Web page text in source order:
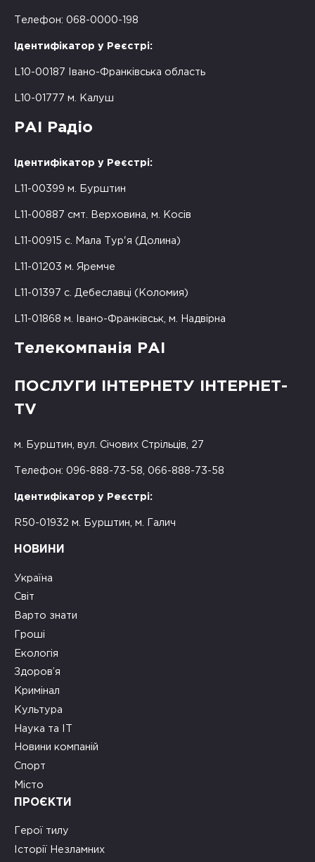
Телефон: 068-0000-198
Ідентифікатор у Реєстрі:
L10-00187 Івано-Франківська область
L10-01777 м. Калуш
РАІ Радіо
Ідентифікатор у Реєстрі:
L11-00399 м. Бурштин
L11-00887 смт. Верховина, м. Косів
L11-00915 с. Мала Тур'я (Долина)
L11-01203 м. Яремче
L11-01397 с. Дебеславці (Коломия)
L11-01868 м. Івано-Франківськ, м. Надвірна
Телекомпанія РАІ
ПОСЛУГИ ІНТЕРНЕТУ ІНТЕРНЕТ-
TV
м. Бурштин, вул. Січових Стрільців, 27
Телефон: 096-888-73-58, 066-888-73-58
Ідентифікатор у Реєстрі:
R50-01932 м. Бурштин, м. Галич
НОВИНИ
Україна
Світ
Варто знати
Гроші
Екологія
Здоров’я
Кримінал
Культура
Наука та ІТ
Новини компаній
Спорт
Місто
ПРОЄКТИ
Герої тилу
Історії Незламних